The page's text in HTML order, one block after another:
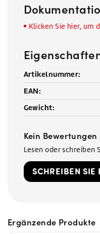
Klicken Sie hier, um
Artikelnummer:
EAN:
Gewicht:
Kein Bewertungen
Lesen oder schreiben
SCHREIBEN SIE
Ergänzende Produkte